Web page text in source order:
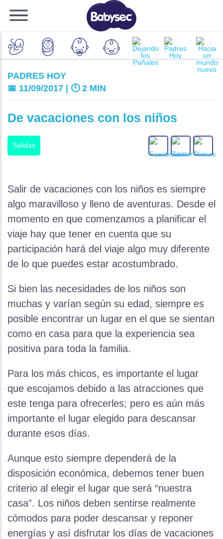
PADRES HOY
📅 11/09/2017 | 🕛 2 MIN
De vacaciones con los niños
Salidas
Salir de vacaciones con los niños es siempre
algo maravilloso y lleno de aventuras. Desde el
momento en que comenzamos a planificar el
viaje hay que tener en cuenta que su
participación hará del viaje algo muy diferente
de lo que puedes estar acostumbrado.
Si bien las necesidades de los niños son
muchas y varían según su edad, siempre es
posible encontrar un lugar en el que se sientan
como en casa para que la experiencia sea
positiva para toda la familia.
Para los más chicos, es importante el lugar
que escojamos debido a las atracciones que
este tenga para ofrecerles; pero es aún más
importante el lugar elegido para descansar
durante esos días.
Aunque esto siempre dependerá de la
disposición económica, debemos tener buen
criterio al elegir el lugar que será “nuestra
casa”. Los niños deben sentirse realmente
cómodos para poder descansar y reponer
energías y así disfrutar los días de vacaciones